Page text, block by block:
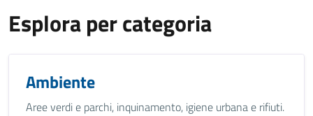
Esplora per categoria
Ambiente
Aree verdi e parchi, inquinamento, igiene urbana e rifiuti.